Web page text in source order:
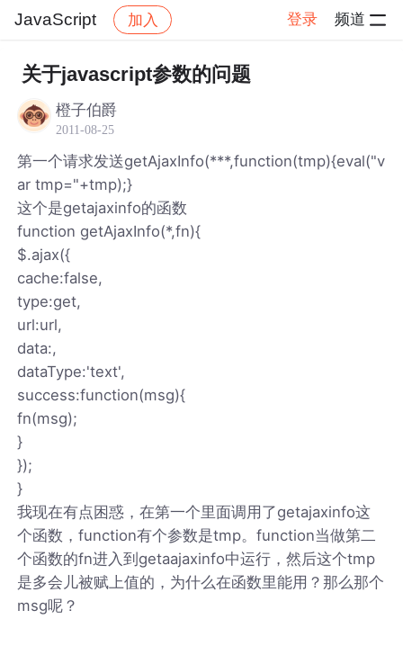
JavaScript 加入 登录 频道
社区 JavaScript 帖子详情
关于javascript参数的问题
橙子伯爵
2011-08-25
第一个请求发送getAjaxInfo(***,function(tmp){eval("v
ar tmp="+tmp);}
这个是getajaxinfo的函数
function getAjaxInfo(*,fn){
$.ajax({
cache:false,
type:get,
url:url,
data:,
dataType:'text',
success:function(msg){
fn(msg);
}
});
}
我现在有点困惑，在第一个里面调用了getajaxinfo这
个函数，function有个参数是tmp。function当做第二
个函数的fn进入到getaajaxinfo中运行，然后这个tmp
是多会儿被赋上值的，为什么在函数里能用？那么那个
msg呢？